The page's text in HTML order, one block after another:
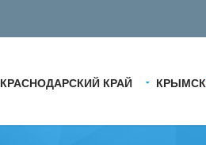
КРАСНОДАРСКИЙ КРАЙ КРЫМСК